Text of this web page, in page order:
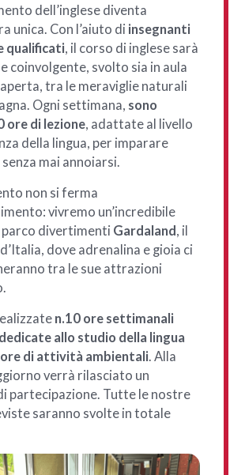
dell’inglese diventa
unica. Con l’aiuto di insegnanti
qualificati, il corso di inglese sarà
coinvolgente, svolto sia in aula
aperta, tra le meraviglie naturali
Ogni settimana, sono
ore di lezione, adattate al livello
della lingua, per imparare
mai annoiarsi.
non si ferma
vivremo un’incredibile
divertimenti Gardaland, il
dove adrenalina e gioia ci
tra le sue attrazioni
n.10 ore settimanali
allo studio della lingua
ore di attività ambientali. Alla
verrà rilasciato un
partecipazione. Tutte le nostre
saranno svolte in totale